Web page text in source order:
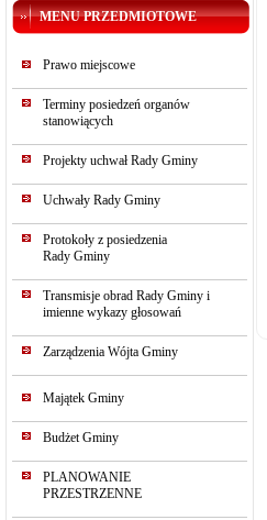
MENU PRZEDMIOTOWE
Prawo miejscowe
Terminy posiedzeń organów
stanowiących
Projekty uchwał Rady Gminy
Uchwały Rady Gminy
Protokoły z posiedzenia
Rady Gminy
Transmisje obrad Rady Gminy i
imienne wykazy głosowań
Zarządzenia Wójta Gminy
Majątek Gminy
Budżet Gminy
PLANOWANIE
PRZESTRZENNE